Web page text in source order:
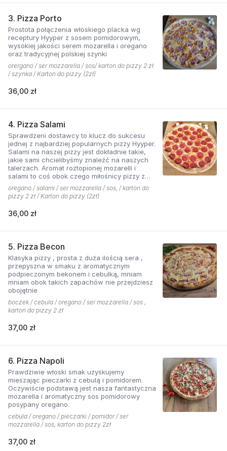
3. Pizza Porto
Prostota połączenia włoskiego placka wg
receptury Hyyper z sosem pomidorowym,
wysokiej jakości serem mozarella i oregano
oraz tradycyjnej polskiej szynki
orergano / ser mozzarella / sos/ karton do pizzy 2 zł
/ szynka / Karton do pizzy (2zł)
36,00 zł
4. Pizza Salami
Sprawdzeni dostawcy to klucz do sukcesu
jednej z najbardziej popularnych pizzy Hyyper.
Salami na naszej pizzy jest dokładnie takie,
jakie sami chcielibyśmy znaleźć na naszych
talerzach. Aromat roztopionej mozarelli i
salami to coś obok czego miłośnicy pizzy z
mięsem nie przejdą obojętnie!
oregano / salami / ser mozzarella / sos, / karton do
pizzy 2 zł / Karton do pizzy (2zł)
36,00 zł
5. Pizza Becon
Klasyka pizzy , prosta z duża ilością sera ,
przepyszna w smaku z aromatycznym
podpieczonym bekonem i cebulką, mniam
mniam obok takich zapachów nie przejdziesz
obojętnie
boczek / cebula / oregano / ser mozzarella / sos ,
karton do pizzy 2 zł
37,00 zł
6. Pizza Napoli
Prawdziwie włoski smak uzyskujemy
mieszając pieczarki z cebulą i pomidorem.
Oczywiście podstawą jest nasza fantastyczna
mozarella i aromatyczny sos pomidorowy
posypany oregano.
cebula / oregano / pieczarki / pomidor / ser
mozzarella / sos, karton do pizzy 2zł
37,00 zł